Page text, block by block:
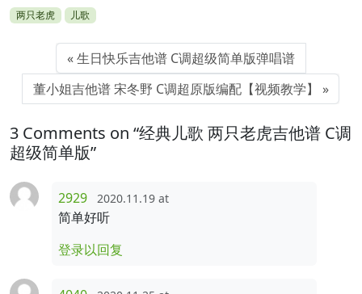
两只老虎 儿歌
生日快乐吉他谱 C调超级简单版弹唱谱
董小姐吉他谱 宋冬野 C调超原版编配【视频教学】
3 Comments on “经典儿歌 两只老虎吉他谱 C调
超级简单版”
2929 2020.11.19 at
简单好听
登录以回复